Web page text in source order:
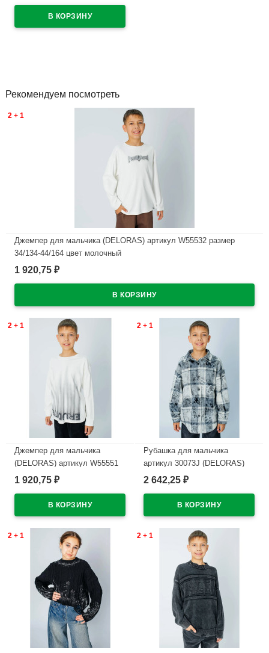
Рекомендуем посмотреть
2 + 1
Джемпер для мальчика (DELORAS) артикул W55532 размер
34/134-44/164 цвет молочный
В наличии
1 920,75 ₽
2 + 1
Джемпер для мальчика
(DELORAS) артикул W55551
размер 34/134-44/164 цвет
1 920,75 ₽
2 + 1
Рубашка для мальчика
артикул 30073J (DELORAS)
размер цвет серый
2 642,25 ₽
2 + 1 2 + 1